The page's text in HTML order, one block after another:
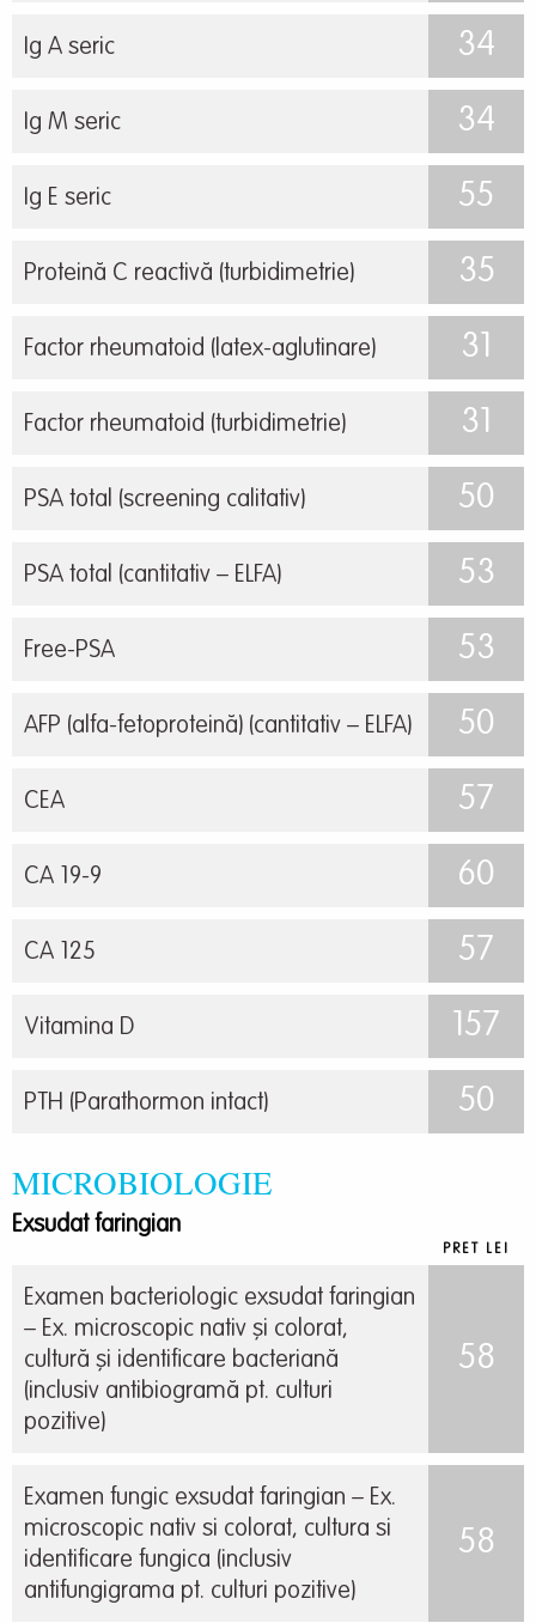
Ig A seric 34
Ig M seric 34
Ig E seric 55
Proteină C reactivă (turbidimetrie) 35
Factor rheumatoid (latex-aglutinare) 31
Factor rheumatoid (turbidimetrie) 31
PSA total (screening calitativ) 50
PSA total (cantitativ – ELFA) 53
Free-PSA 53
AFP (alfa-fetoproteină) (cantitativ – ELFA) 50
CEA 57
CA 19-9 60
CA 125 57
Vitamina D 157
PTH (Parathormon intact) 50
MICROBIOLOGIE
Exsudat faringian
PRET LEI
Examen bacteriologic exsudat faringian
– Ex. microscopic nativ și colorat,
cultură și identificare bacteriană
(inclusiv antibiogramă pt. culturi
pozitive)
58
Examen fungic exsudat faringian – Ex.
microscopic nativ si colorat, cultura si
identificare fungica (inclusiv
antifungigrama pt. culturi pozitive)
58